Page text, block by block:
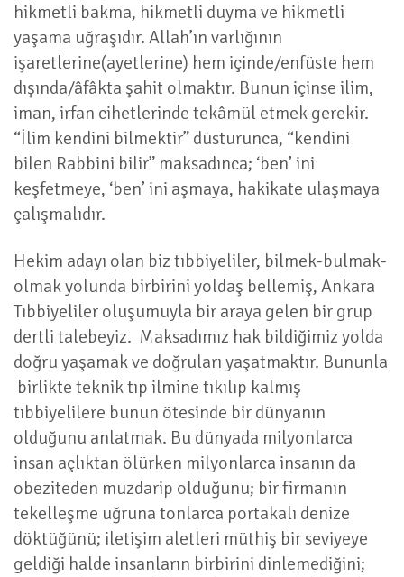
hikmetli bakma, hikmetli duyma ve hikmetli
yaşama uğraşıdır. Allah’ın varlığının
işaretlerine(ayetlerine) hem içinde/enfüste hem
dışında/âfâkta şahit olmaktır. Bunun içinse ilim,
iman, irfan cihetlerinde tekâmül etmek gerekir.
“İlim kendini bilmektir” düsturunca, “kendini
bilen Rabbini bilir” maksadınca; ‘ben’ ini
keşfetmeye, ‘ben’ ini aşmaya, hakikate ulaşmaya
çalışmalıdır.
Hekim adayı olan biz tıbbiyeliler, bilmek-bulmak-
olmak yolunda birbirini yoldaş bellemiş, Ankara
Tıbbiyeliler oluşumuyla bir araya gelen bir grup
dertli talebeyiz. Maksadımız hak bildiğimiz yolda
doğru yaşamak ve doğruları yaşatmaktır. Bununla
birlikte teknik tıp ilmine tıkılıp kalmış
tıbbiyelilere bunun ötesinde bir dünyanın
olduğunu anlatmak. Bu dünyada milyonlarca
insan açlıktan ölürken milyonlarca insanın da
obeziteden muzdarip olduğunu; bir firmanın
tekelleşme uğruna tonlarca portakalı denize
döktüğünü; iletişim aletleri müthiş bir seviyeye
geldiği halde insanların birbirini dinlemediğini;